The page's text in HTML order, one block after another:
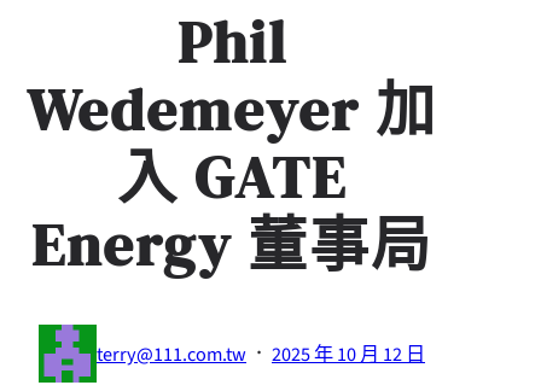
Phil
Wedemeyer 加
入 GATE
Energy 董事局
terry@111.com.tw · 2025 年 10 月 12 日